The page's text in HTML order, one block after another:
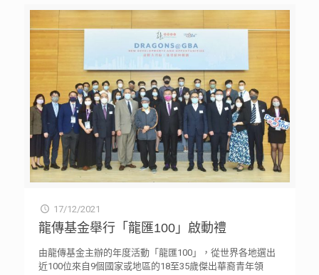
17/12/2021
龍傳基金舉行「龍匯100」啟動禮
由龍傳基金主辦的年度活動「龍匯100」，從世界各地選出
近100位來自9個國家或地區的18至35歲傑出華裔青年領